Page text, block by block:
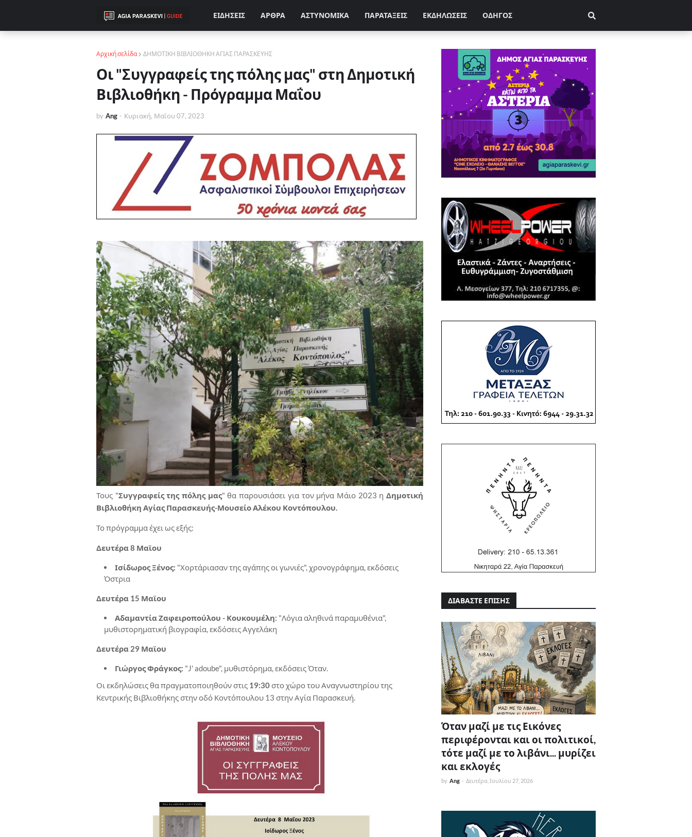
ΕΙΔΗΣΕΙΣ ΑΡΘΡΑ ΑΣΤΥΝΟΜΙΚΑ ΠΑΡΑΤΑΞΕΙΣ ΕΚΔΗΛΩΣΕΙΣ ΟΔΗΓΟΣ
Αρχική σελίδα ΔΗΜΟΤΙΚΗ ΒΙΒΛΙΟΘΗΚΗ ΑΓΙΑΣ ΠΑΡΑΣΚΕΥΗΣ
Οι "Συγγραφείς της πόλης μας" στη Δημοτική
Βιβλιοθήκη - Πρόγραμμα Μαΐου
by Ang - Κυριακή, Μαΐου 07, 2023
Τους "Συγγραφείς της πόλης μας" θα παρουσιάσει για τον μήνα Μάιο 2023 ηΔημοτική
Βιβλιοθήκη Αγίας Παρασκευής-Μουσείο Αλέκου Κοντόπουλου.
Το πρόγραμμα έχει ως εξής:
Δευτέρα 8 Μαϊου
Ισίδωρος Ξένος: "Χορτάριασαν της αγάπης οι γωνιές", χρονογράφημα, εκδόσεις
Όστρια
Δευτέρα 15 Μαϊου
Αδαμαντία Ζαφειροπούλου - Κουκουμέλη: "Λόγια αληθινά παραμυθένια",
μυθιστορηματική βιογραφία, εκδόσεις Αγγελάκη
Δευτέρα 29 Μαϊου
Γιώργος Φράγκος: "J' adoube", μυθιστόρημα, εκδόσεις Όταν.
Οι εκδηλώσεις θα πραγματοποιηθούν στις 19:30 στο χώρο του Αναγνωστηρίου της
Κεντρικής Βιβλιοθήκης στην οδό Κοντόπουλου 13 στην Αγία Παρασκευή.
ΔΙΑΒΑΣΤΕ ΕΠΙΣΗΣ
Όταν μαζί με τις Εικόνες
περιφέρονται και οι πολιτικοί,
τότε μαζί με το λιβάνι... μυρίζει
και εκλογές
by Ang - Δευτέρα, Ιουλίου 27, 2026